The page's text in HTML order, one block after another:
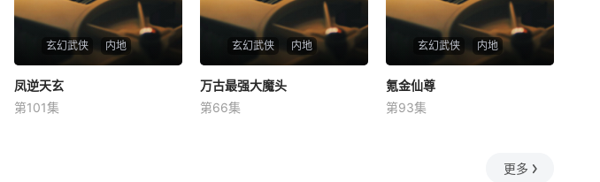
玄幻武侠 内地
凤逆天玄
未知
凤逆天玄
第101集
玄幻武侠 内地
万古最强大魔头
未知
万古最强大魔头
第66集
玄幻武侠 内地
氪金仙尊
未知
氪金仙尊
第93集
更多